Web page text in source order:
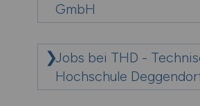
GmbH
Jobs bei THD -
Hochschule